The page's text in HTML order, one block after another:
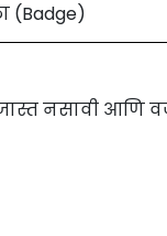
(Badge)
नसावी आणि